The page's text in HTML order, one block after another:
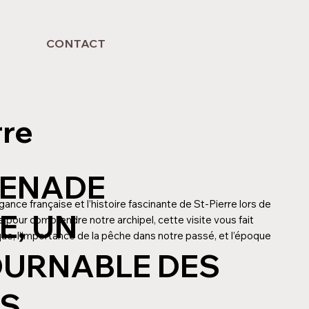
CONTACT
UN
DES
française et l’histoire fascinante de St-Pierre lors de
pour comprendre notre archipel, cette visite vous fait
l’importance de la pêche dans notre passé, et l’époque